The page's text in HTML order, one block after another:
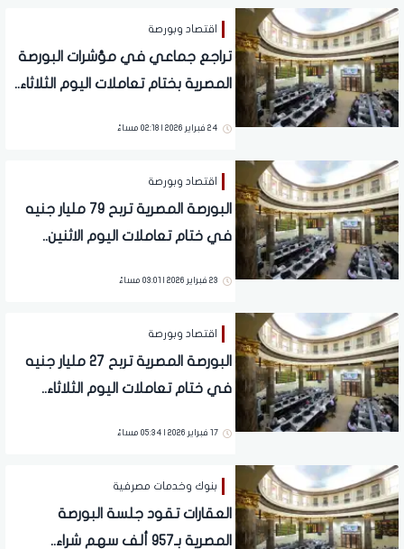
اقتصاد وبورصة
تراجع جماعي في مؤشرات البورصة
المصرية بختام تعاملات اليوم الثلاثاء..
24 فبراير 2026 | 02:18 مساءً
اقتصاد وبورصة
البورصة المصرية تربح 79 مليار جنيه
في ختام تعاملات اليوم الاثنين..
23 فبراير 2026 | 03:01 مساءً
اقتصاد وبورصة
البورصة المصرية تربح 27 مليار جنيه
في ختام تعاملات اليوم الثلاثاء..
17 فبراير 2026 | 05:34 مساءً
بنوك وخدمات مصرفية
العقارات تقود جلسة البورصة
المصرية بـ957 ألف سهم شراء..